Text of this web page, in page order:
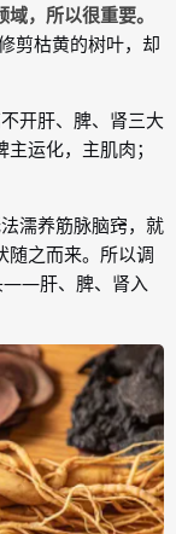
，所以很重要。
剪枯黄的树叶，却
开肝、脾、肾三大
运化，主肌肉；
濡养筋脉脑窍，就
之而来。所以调
——肝、脾、肾入